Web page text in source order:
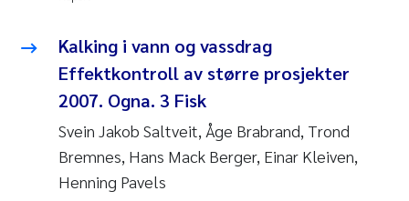
Ana Catarina Almeida
Liv Bente Skancke
André Staalstrøm
Belinda Valdecanas
Kalking i vann og vassdrag
Effektkontroll av større prosjekter
2007. Ogna. 3 Fisk
Svein Jakob Saltveit, Åge Brabrand, Trond
Bremnes, Hans Mack Berger, Einar Kleiven,
Henning Pavels